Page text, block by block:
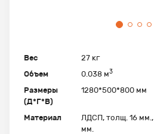
Вес
27 кг
Объем
0.038 м3
Размеры
(Д*Г*В)
1280*500*800 мм
Материал
ЛДСП, толщ. 16
мм.